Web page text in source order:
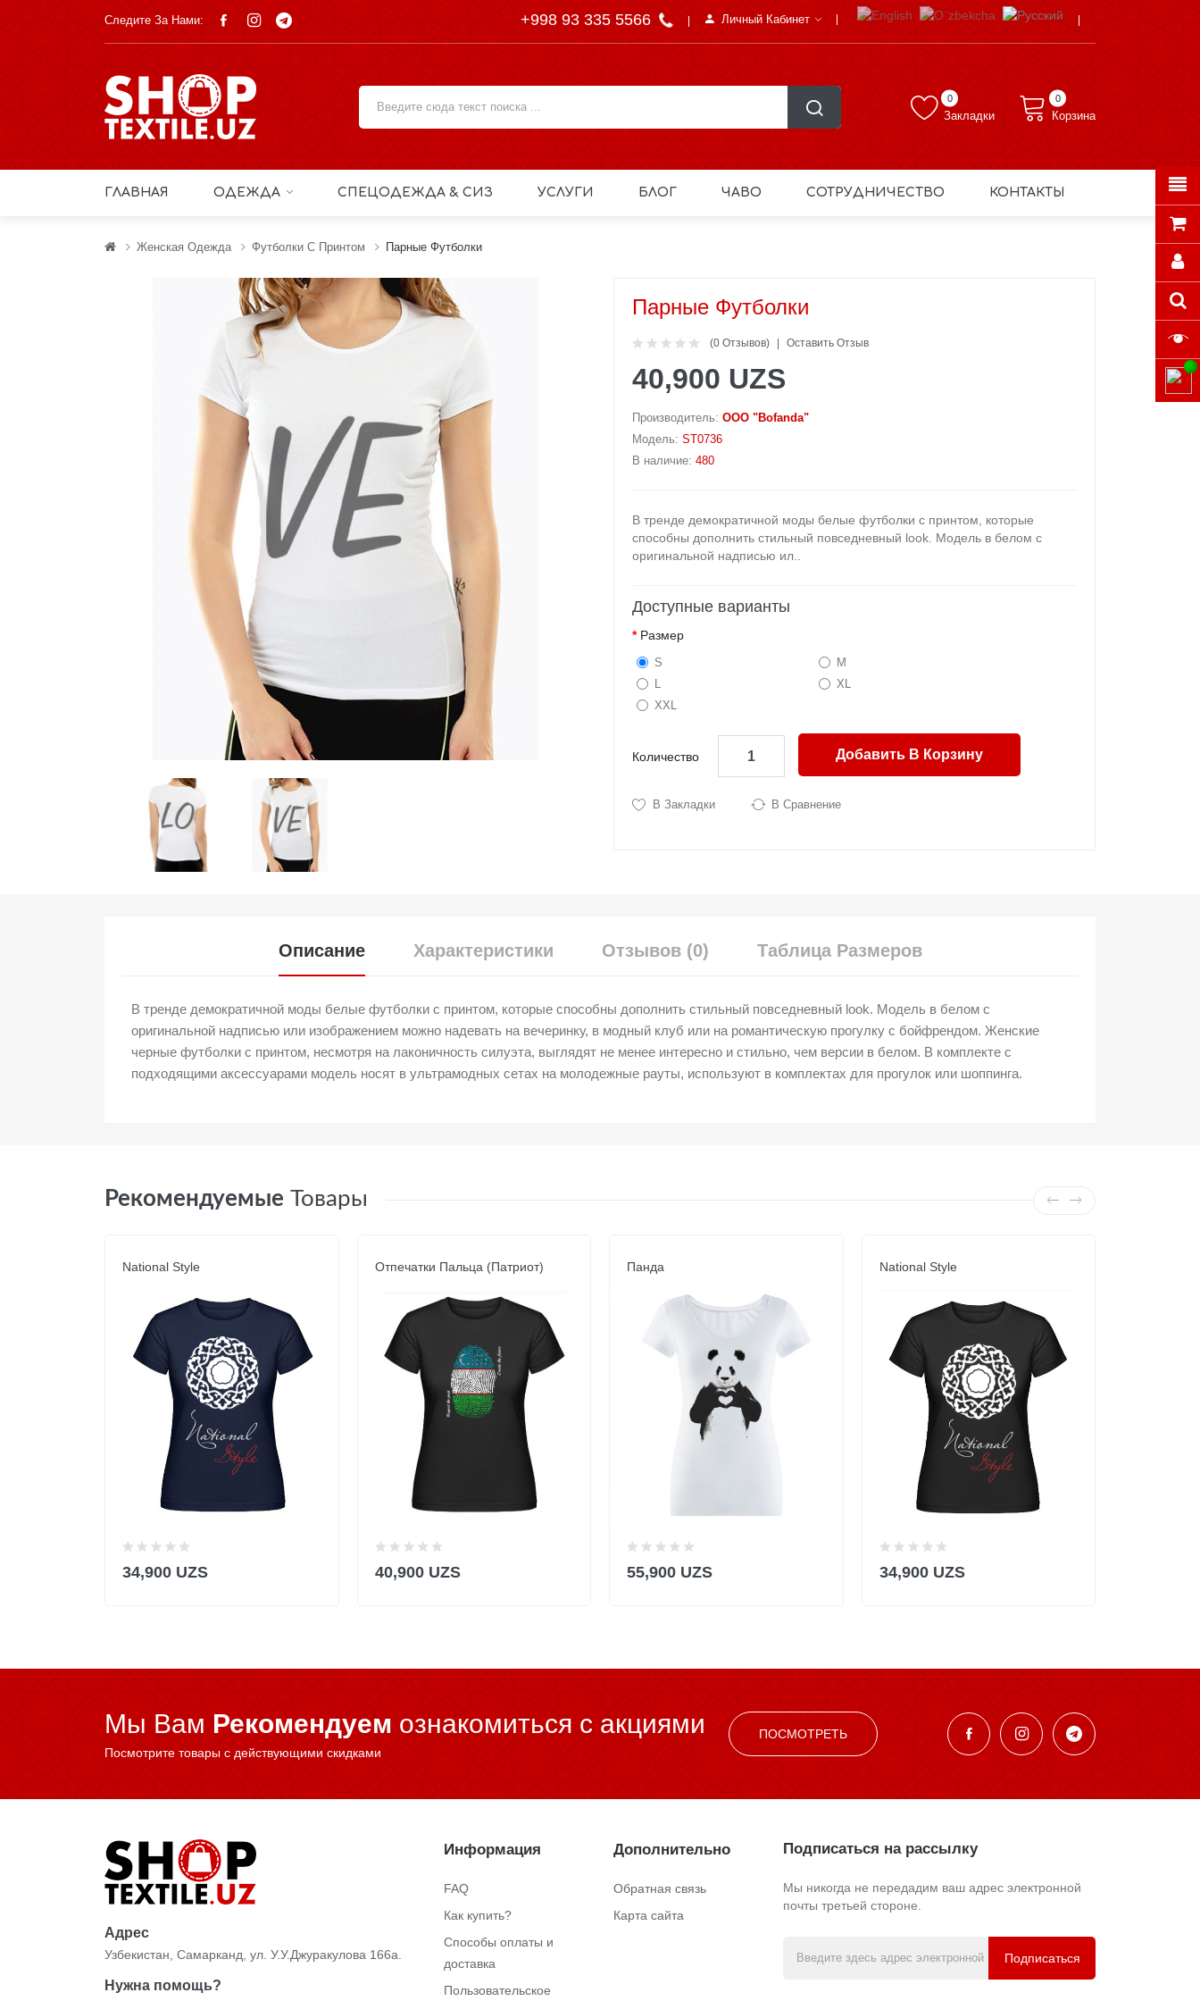
Следите За Нами: +998 93 335 5566 Личный Кабинет
Закладки
0 0
Корзина
ГЛАВНАЯ ОДЕЖДА СПЕЦОДЕЖДА & СИЗ УСЛУГИ БЛОГ ЧАВО СОТРУДНИЧЕСТВО КОНТАКТЫ
Женская Одежда Футболки С Принтом Парные Футболки
Парные Футболки
(0 Отзывов) Оставить Отзыв
40,900 UZS
Производитель: OOO "Bofanda"
Модель: ST0736
В наличие: 480
В тренде демократичной моды белые футболки с принтом, которые
способны дополнить стильный повседневный look. Модель в белом с
оригинальной надписью ил..
Доступные варианты
Размер
S
M
L
XL
XXL
Количество Добавить В Корзину
В Закладки В Сравнение
Описание Характеристики Отзывов (0) Таблица Размеров
В тренде демократичной моды белые футболки с принтом, которые способны дополнить стильный повседневный look. Модель в белом с
оригинальной надписью или изображением можно надевать на вечеринку, в модный клуб или на романтическую прогулку с бойфрендом. Женские
черные футболки с принтом, несмотря на лаконичность силуэта, выглядят не менее интересно и стильно, чем версии в белом. В комплекте с
подходящими аксессуарами модель носят в ультрамодных сетах на молодежные рауты, используют в комплектах для прогулок или шоппинга.
Рекомендуемые Товары
National Style
34,900 UZS
Отпечатки Пальца (Патриот)
40,900 UZS
Панда
55,900 UZS
National Style
34,900 UZS
Мы Вам Рекомендуем ознакомиться c акциями
Посмотрите товары с действующими скидками
ПОСМОТРЕТЬ
Адрес
Узбекистан, Самарканд, ул. У.У.Джуракулова 166а.
Нужна помощь?
Информация
FAQ
Как купить?
Способы оплаты и
доставка
Пользовательское
Дополнительно
Обратная связь
Карта сайта
Подписаться на рассылку
Мы никогда не передадим ваш адрес электронной
почты третьей стороне.
Подписаться